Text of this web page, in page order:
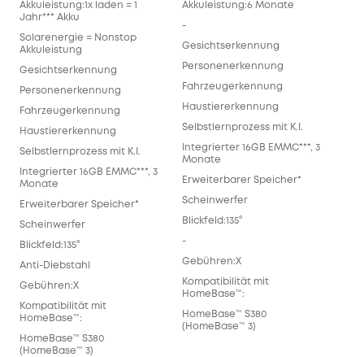
Akkuleistung:1x laden = 1
Jahr*** Akku
Solarenergie = Nonstop
Akkuleistung
Gesichtserkennung
Personenerkennung
Fahrzeugerkennung
Haustiererkennung
Selbstlernprozess mit K.I.
Integrierter 16GB EMMC***, 3
Monate
Erweiterbarer Speicher*
Scheinwerfer
Blickfeld:135°
Anti-Diebstahl
Gebühren:X
Kompatibilität mit
HomeBase™:
HomeBase™ S380
(HomeBase™ 3)
Akkuleistung:6 Monate
-
Gesichtserkennung
Personenerkennung
Fahrzeugerkennung
Haustiererkennung
Selbstlernprozess mit K.I.
Integrierter 16GB EMMC***, 3
Monate
Erweiterbarer Speicher*
Scheinwerfer
Blickfeld:135°
-
Gebühren:X
Kompatibilität mit
HomeBase™:
HomeBase™ S380
(HomeBase™ 3)